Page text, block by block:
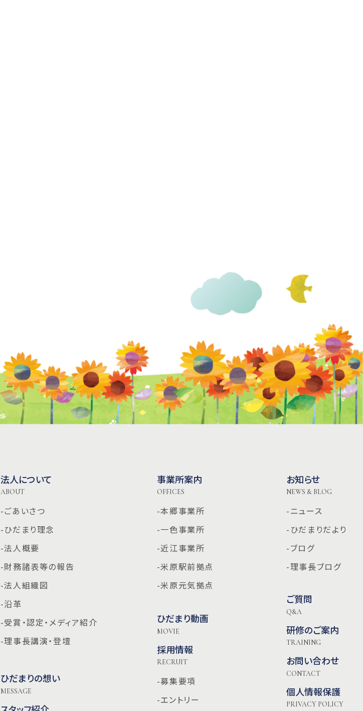
法人について
ABOUT
-ごあいさつ
-ひだまり理念
-法人概要
-財務諸表等の報告
-法人組織図
-沿革
-受賞・認定・メディア紹介
-理事長講演・登壇
ひだまりの想い
MESSAGE
事業所案内
OFFICES
-本郷事業所
-一色事業所
-近江事業所
-米原駅前拠点
-米原元気拠点
ひだまり動画
MOVIE
採用情報
RECRUIT
-募集要項
-エントリー
お知らせ
NEWS & BLOG
-ニュース
-ひだまりだより
-ブログ
-理事長ブログ
ご質問
Q&A
研修のご案内
TRAINING
お問い合わせ
CONTACT
個人情報保護
PRIVACY POLICY